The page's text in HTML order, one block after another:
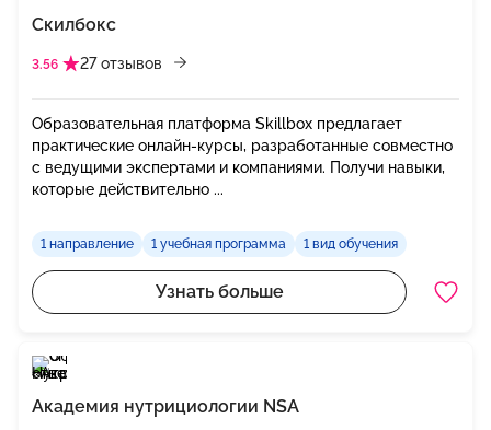
Скилбокс
3.56 27 отзывов
Образовательная платформа Skillbox предлагает
практические онлайн-курсы, разработанные совместно
с ведущими экспертами и компаниями. Получи навыки,
которые действительно ...
1 направление 1 учебная программа 1 вид обучения
Узнать больше
Академия нутрициологии NSA